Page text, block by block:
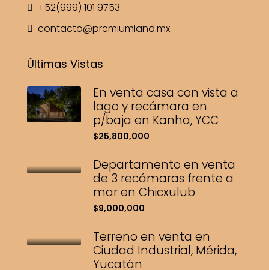
+52(999) 101 9753
contacto@premiumland.mx
Últimas Vistas
En venta casa con vista a
lago y recámara en
p/baja en Kanha, YCC
$25,800,000
Departamento en venta
de 3 recámaras frente a
mar en Chicxulub
$9,000,000
Terreno en venta en
Ciudad Industrial, Mérida,
Yucatán